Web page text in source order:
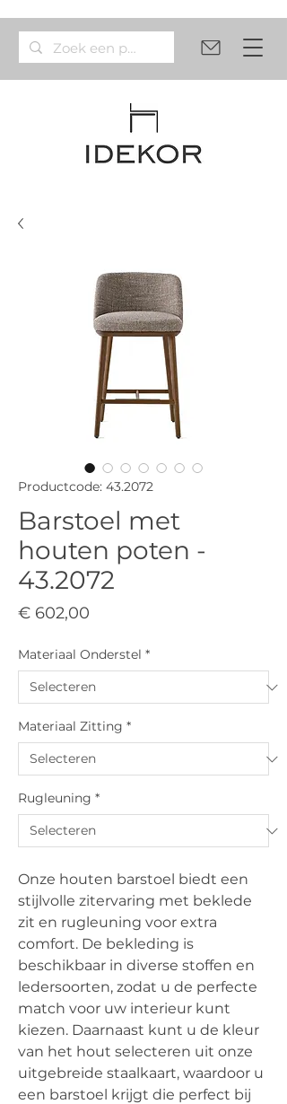
Productcode: 43.2072
Barstoel met
houten poten -
43.2072
€ 602,00
Materiaal Onderstel *
Materiaal Zitting *
Rugleuning *
Onze houten barstoel biedt een
stijlvolle zitervaring met beklede
zit en rugleuning voor extra
comfort. De bekleding is
beschikbaar in diverse stoffen en
ledersoorten, zodat u de perfecte
match voor uw interieur kunt
kiezen. Daarnaast kunt u de kleur
van het hout selecteren uit onze
uitgebreide staalkaart, waardoor u
een barstoel krijgt die perfect bij